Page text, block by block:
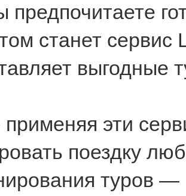
предпочитаете
станет сервис
выгодные
применяя эти
поездку
туров —